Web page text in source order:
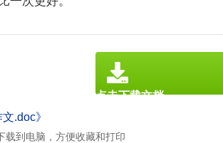
.doc》
载到电脑，方便收藏和打印
点击下载文档